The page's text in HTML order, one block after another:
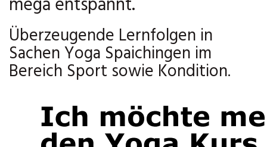
Überzeugende Lernfolgen in
Sachen Yoga Spaichingen im
Bereich Sport sowie Kondition.